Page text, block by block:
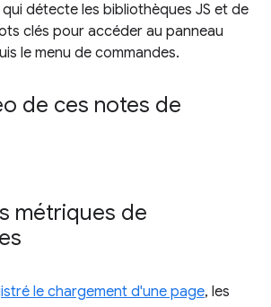
détecte les bibliothèques JS et de
clés pour accéder au panneau
le menu de commandes.
de ces notes de
métriques de
le chargement d'une page, les